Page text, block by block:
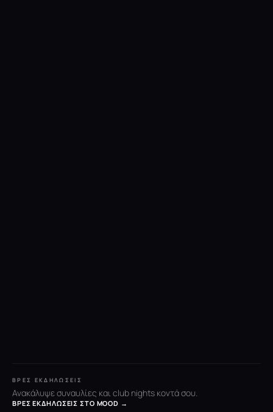
ΒΡΕΣ ΕΚΔΗΛΏΣΕΙΣ
Ανακάλυψε συναυλίες και club nights κοντά σου.
ΒΡΕΣ ΕΚΔΗΛΏΣΕΙΣ ΣΤΟ MOOD →